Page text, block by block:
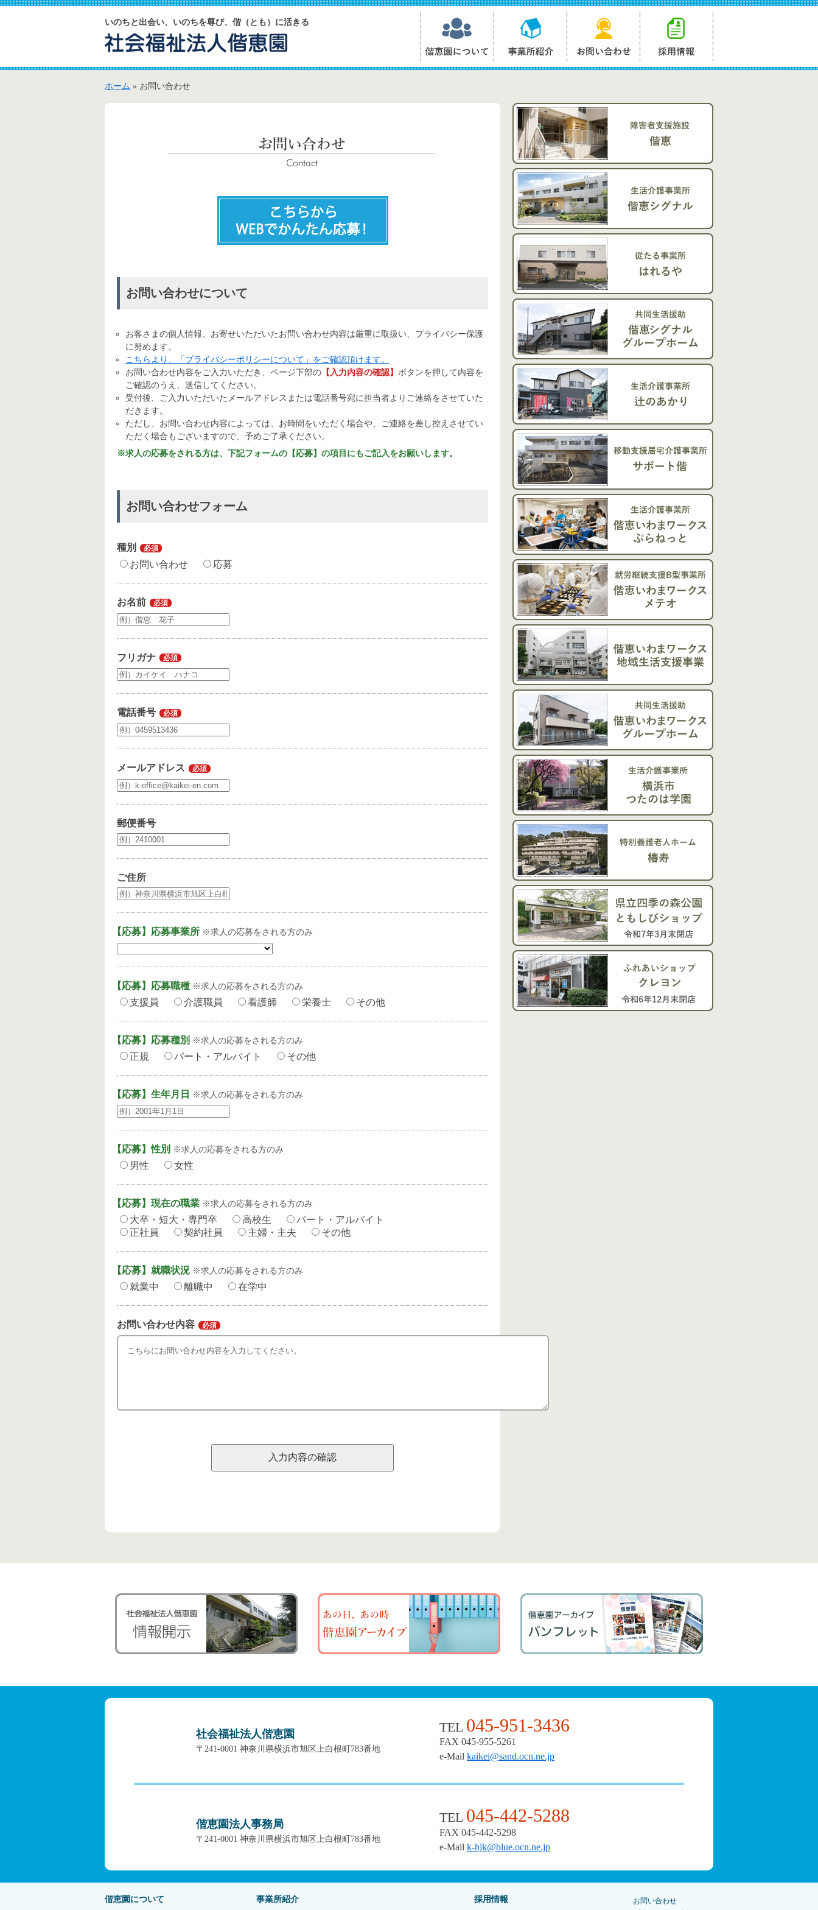
いのちと出会い、いのちを尊び、偕（とも）に活きる
ホーム » お問い合わせ
お問い合わせについて
お客さまの個人情報、お寄せいただいたお問い合わせ内容は厳重に取扱い、プライバシー保護
に努めます。
こちらより、「プライバシーポリシーについて」をご確認頂けます。
お問い合わせ内容をご入力いただき、ページ下部の 【入力内容の確認】 ボタンを押して内容を
ご確認のうえ、送信してください。
受付後、ご入力いただいたメールアドレスまたは電話番号宛に担当者よりご連絡をさせていた
だきます。
ただし、お問い合わせ内容によっては、お時間をいただく場合や、ご連絡を差し控えさせてい
ただく場合もございますので、予めご了承ください。
※求人の応募をされる方は、下記フォームの【応募】の項目にもご記入をお願いします。
お問い合わせフォーム
種別 必須
お問い合わせ 応募
お名前 必須
フリガナ 必須
電話番号 必須
メールアドレス 必須
郵便番号
ご住所
【応募】応募事業所 ※求人の応募をされる方のみ
【応募】応募職種 ※求人の応募をされる方のみ
支援員 介護職員 看護師 栄養士 その他
【応募】応募種別 ※求人の応募をされる方のみ
正規 パート・アルバイト その他
【応募】生年月日 ※求人の応募をされる方のみ
【応募】性別 ※求人の応募をされる方のみ
男性 女性
【応募】現在の職業 ※求人の応募をされる方のみ
大卒・短大・専門卒 高校生
パート・アルバイト
正社員
契約社員 主婦・主夫 その他
【応募】就職状況 ※求人の応募をされる方のみ
就業中 離職中 在学中
お問い合わせ内容 必須
社会福祉法人偕恵園
〒241-0001 神奈川県横浜市旭区上白根町783番地
TEL 045-951-3436
FAX 045-955-5261
e-Mail kaikei@sand.ocn.ne.jp
偕恵園法人事務局
〒241-0001 神奈川県横浜市旭区上白根町783番地
TEL 045-442-5288
FAX 045-442-5298
e-Mail k-hjk@blue.ocn.ne.jp
偕恵園について 事業所紹介 採用情報
お問い合わせ